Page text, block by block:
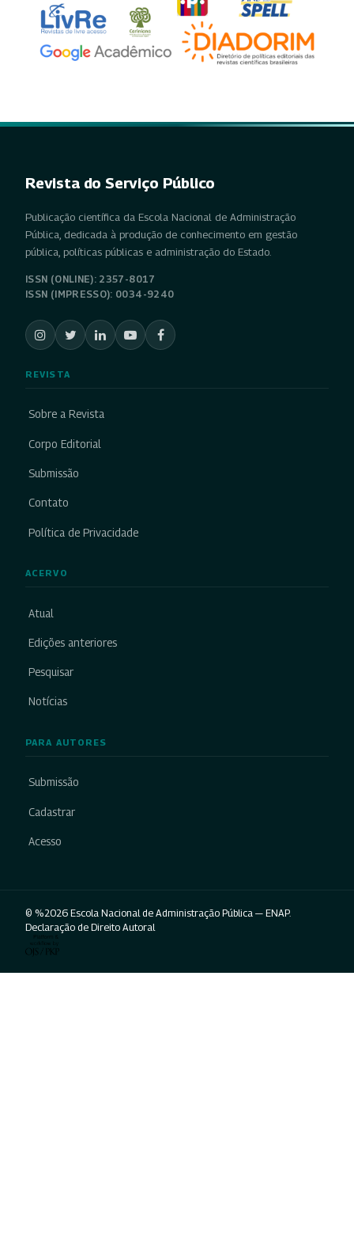
Revista do Serviço Público
Publicação científica da Escola Nacional de Administração
Pública, dedicada à produção de conhecimento em gestão
pública, políticas públicas e administração do Estado.
ISSN (ONLINE): 2357-8017
ISSN (IMPRESSO): 0034-9240
REVISTA
Sobre a Revista
Corpo Editorial
Submissão
Contato
Política de Privacidade
ACERVO
Atual
Edições anteriores
Pesquisar
Notícias
PARA AUTORES
Submissão
Cadastrar
Acesso
© %2026 Escola Nacional de Administração Pública — ENAP.
Declaração de Direito Autoral